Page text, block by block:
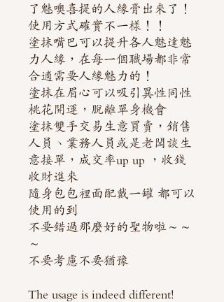
了魅噢喜提的人緣膏出來了！
使用方式確實不一樣！！
塗抹嘴巴可以提升各人魅達魅
力人緣，在每一個職場都非常
合適需要人緣魅力的！
塗抹在眉心可以吸引異性同性
桃花開運，脫離單身機會
塗抹雙手交易生意買賣，銷售
人員、業務人員或是老闆談生
意接單，成交率up up ，收錢
收財進來
隨身包包裡面配戴一罐 都可以
使用的到
不要錯過那麼好的聖物啦～～
～
不要考慮不要猶豫
The usage is indeed different!